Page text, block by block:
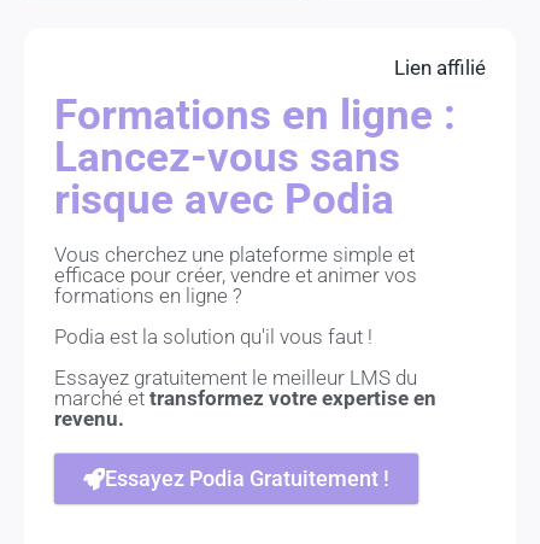
Lien affilié
Formations en ligne :
Lancez-vous sans
risque avec Podia
Vous cherchez une plateforme simple et
efficace pour créer, vendre et animer vos
formations en ligne ?
Podia est la solution qu'il vous faut !
Essayez gratuitement le meilleur LMS du
marché ettransformez votre expertise en
revenu.
Essayez Podia Gratuitement !